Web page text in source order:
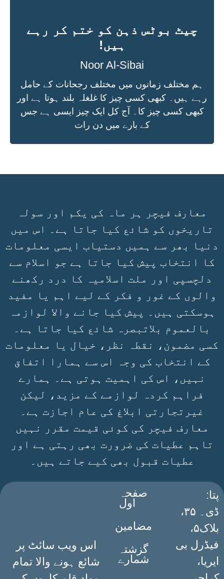
چیٹ بوٹس ذہن کو ختم کر رہے
ہیں!
Noor Al-Sibai
ہم مختلف زمانوں میں مختلف رجحانات کے حامل
رہے ہیں۔ کبھی کسی چیز کا غلغلہ بلند ہوتا ہے اور
کبھی کسی چیز کا۔ آج کل ایک چیز ایسی ہے جس
کے بارے میں دن رات
معارف فیچر ہر ماہ کی یکم اور سولہ
تاریخوں کو شائع کیا جاتا ہے۔ اس میں
دنیا بھر سے ہمیں دستیاب ایسی معلومات
کا انتخاب پیش کیا جاتا ہے جو اسلام سے
دلچسپی اور ملت اسلامیہ کا درد رکھنے
والوں کے غور و فکر کے لیے اہم یا مفید
ہوسکتی ہیں۔ پیش کیا جانے والا لوازمہ
بالعموم بلاتبصرہ شائع کیا جاتا ہے۔
کسی مضمون، نقطہ نظر، خیال یا معلومات
کے انتخاب کی وجہ اس سے ہمارا اتفاق
نہیں، اس کی اہمیت ہوتی ہے۔ ہمارے
فراہم کردہ لوازمے کے مزید، لیکن
غیرتجارتی ابلاغ کی عام اجازت ہے۔
معارف فیچر کی کوئی قیمت مقرر نہیں
تاہم عطیات کی ضرورت بھی رہتی ہے اور
عطیات قبول بھی کیے جاتے ہیں۔
:پتا
ڈی۔ ۳۵،
بلاک۵،
فیڈرل بی
ایریا،
صفحہ
اول
مضامین
گزشتہ
شمارے
اس ویب سائٹ پر
شائع ہونے والا تمام